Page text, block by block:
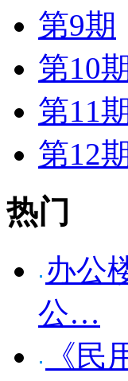
第9期
第10期
第11期
第12期
热门
办公
公…
《